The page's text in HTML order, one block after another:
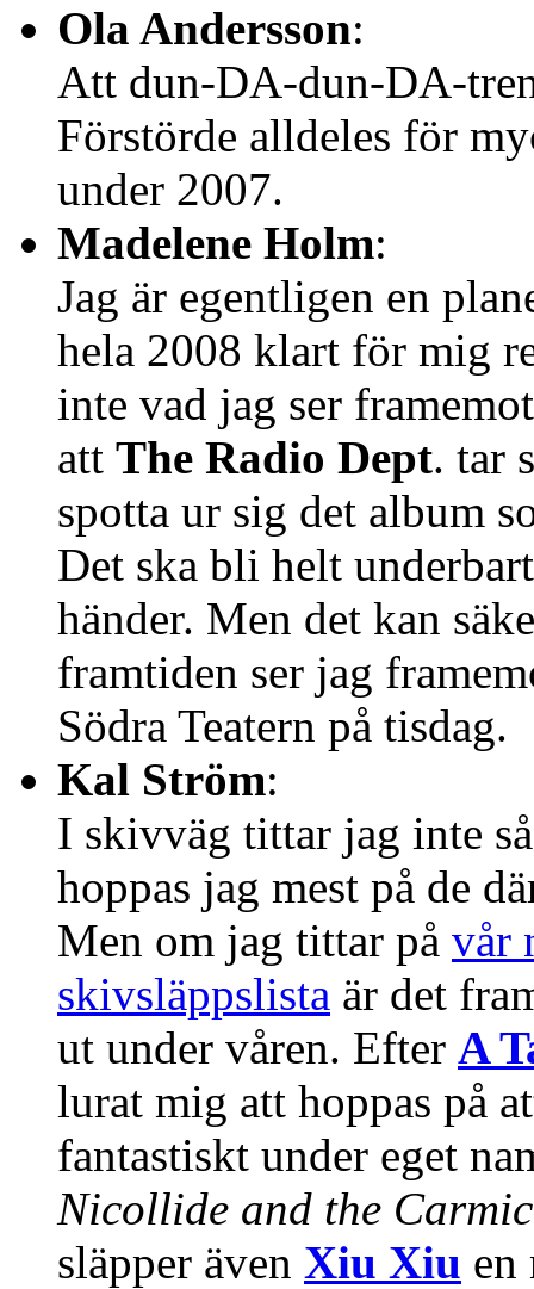
Ola Andersson:
Att dun-DA-dun-DA-
Förstörde alldeles för
under 2007.
Madelene Holm:
Jag är egentligen en
hela 2008 klart för mig
inte vad jag ser
att The Radio Dept. tar
spotta ur sig det album
Det ska bli helt
händer. Men det kan
framtiden ser jag
Södra Teatern på tisdag.
Kal Ström:
I skivväg tittar jag inte
hoppas jag mest på de
Men om jag tittar på vår
skivsläppslista är det
ut under våren. Efter A
lurat mig att hoppas på
fantastiskt under eget
Nicollide and the
släpper även Xiu Xiu en